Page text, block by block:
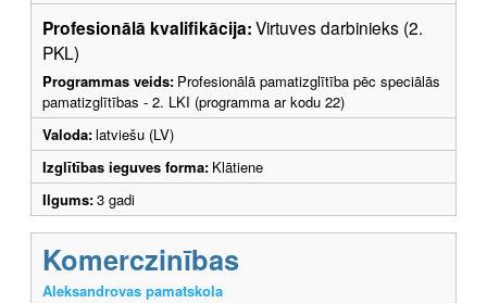
Profesionālā kvalifikācija:Virtuves darbinieks (2.
PKL)
Programmas veids: Profesionālā pamatizglītība pēc speciālās
pamatizglītības - 2. LKI (programma ar kodu 22)
Valoda:latviešu (LV)
Izglītības ieguves forma: Klātiene
Ilgums:3 gadi
Komerczinības
Aleksandrovas pamatskola